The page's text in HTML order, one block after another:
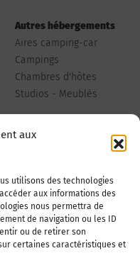
aux
utilisons des technologies
aux informations des
nous permettra de
de navigation ou les ID
ou de retirer son
certaines caractéristiques et
Autres hébergements
Aires camping-car
Campings
Chambres d'hôtes
Studios - Meublés
votre annonce
Nous contacter